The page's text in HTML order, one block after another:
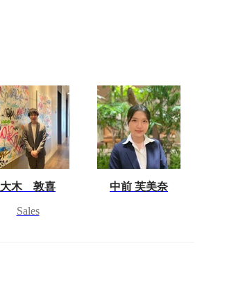
大木 敦喜
Sales
中前 芙美奈